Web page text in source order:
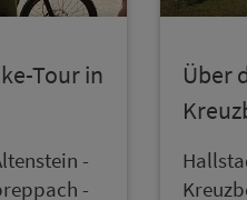
Tour in
-
-
Über